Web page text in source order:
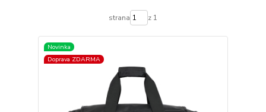
strana z 1
Novinka
Doprava ZDARMA